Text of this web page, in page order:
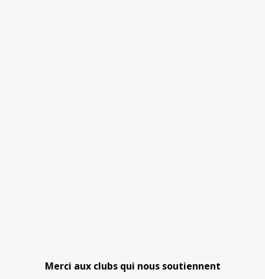
Merci aux clubs qui nous soutiennent